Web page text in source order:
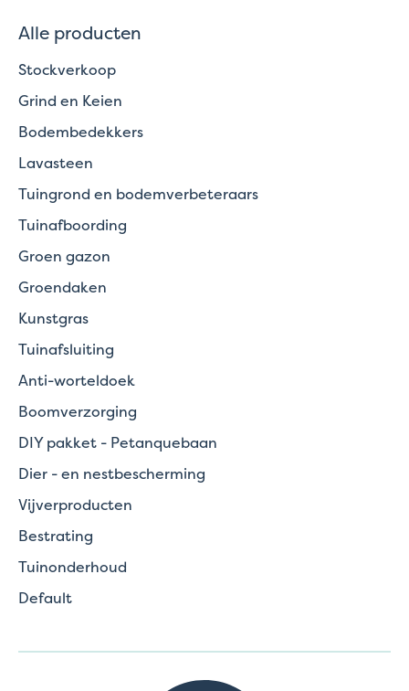
Alle producten
Stockverkoop
Grind en Keien
Bodembedekkers
Lavasteen
Tuingrond en bodemverbeteraars
Tuinafboording
Groen gazon
Groendaken
Kunstgras
Tuinafsluiting
Anti-worteldoek
Boomverzorging
DIY pakket - Petanquebaan
Dier - en nestbescherming
Vijverproducten
Bestrating
Tuinonderhoud
Default